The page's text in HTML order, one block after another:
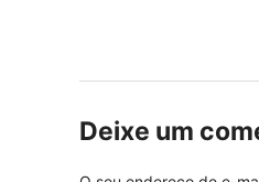
Deixe um